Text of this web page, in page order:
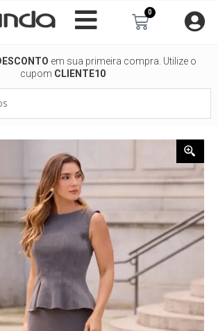
0
Carrinho
em sua primeira compra. Utilize o
cupom CLIENTE10